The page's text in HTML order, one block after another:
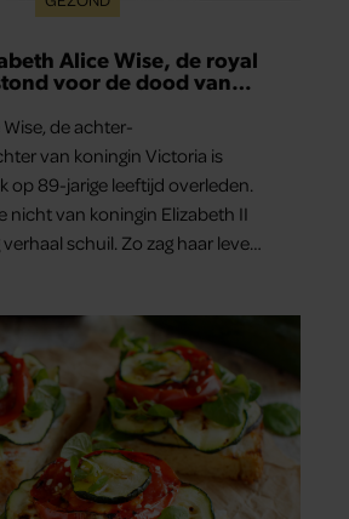
Alice Wise, de royal
voor de dood van
de achter-
van koningin Victoria is
op 89-jarige leeftijd overleden.
nicht van koningin Elizabeth II
schuil. Zo zag haar leven